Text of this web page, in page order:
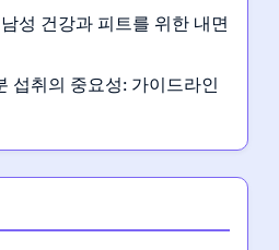
성 건강과 피트를 위한 내면
섭취의 중요성: 가이드라인